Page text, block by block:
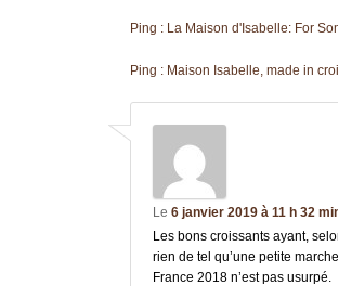
Ping : La Maison d'Isabelle: For
Ping : Maison Isabelle, made in
Le 6 janvier 2019 à 11 h 32
Les bons croissants ayant,
rien de tel qu’une petite
France 2018 n’est pas usurpé.